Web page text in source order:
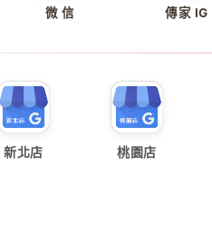
微 信 傳家 IG
新北店 桃園店